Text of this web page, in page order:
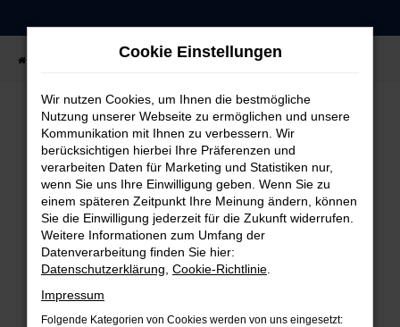
Zum
springen
Fahrzeugangebote Fahrzeug-Showroom
FEHLER: NETWORK ERROR
Beim Laden ist ein Fehler aufgetreten.
Hier sind ein paar Tipps, die dir helfen können:
Überprüfe deine Firewall und deine
Internetverbindung.
Suchmaschine?
Cookie Einstellungen
Wir nutzen Cookies, um Ihnen die bestmögliche
Nutzung unserer Webseite zu ermöglichen und unsere
Kommunikation mit Ihnen zu verbessern. Wir
berücksichtigen hierbei Ihre Präferenzen und
verarbeiten Daten für Marketing und Statistiken nur,
wenn Sie uns Ihre Einwilligung geben. Wenn Sie zu
einem späteren Zeitpunkt Ihre Meinung ändern, können
Sie die Einwilligung jederzeit für die Zukunft widerrufen.
Weitere Informationen zum Umfang der
Datenverarbeitung finden Sie hier:
Datenschutzerklärung Cookie-Richtlinie
Impressum
Folgende Kategorien von Cookies werden von uns eingesetzt: